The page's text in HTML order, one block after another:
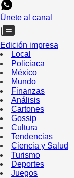
Únete al canal
Edición impresa
Local
Policiaca
México
Mundo
Finanzas
Análisis
Cartones
Gossip
Cultura
Tendencias
Ciencia y Salud
Turismo
Deportes
Juegos